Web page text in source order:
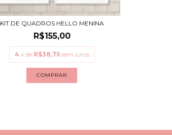
KIT DE QUADROS HELLO MENINA
R$155,00
4 x de R$38,75 sem juros
COMPRAR